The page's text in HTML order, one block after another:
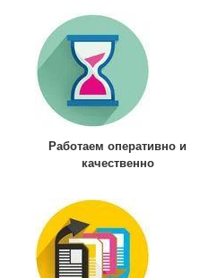
Работаем оперативно и
качественно